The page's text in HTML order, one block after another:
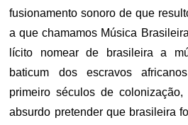
fusionamento sonoro de que
a que chamamos Música
lícito nomear de brasileira a
baticum dos escravos
primeiro séculos de
absurdo pretender que brasileira